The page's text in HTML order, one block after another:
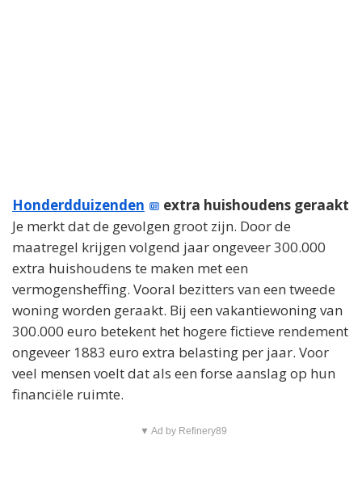
Honderdduizenden
extra huishoudens geraakt
Je merkt dat de gevolgen groot zijn. Door de
maatregel krijgen volgend jaar ongeveer 300.000
extra huishoudens te maken met een
vermogensheffing. Vooral bezitters van een tweede
woning worden geraakt. Bij een vakantiewoning van
300.000 euro betekent het hogere fictieve rendement
ongeveer 1883 euro extra belasting per jaar. Voor
veel mensen voelt dat als een forse aanslag op hun
financiële ruimte.
▼ Ad by Refinery89